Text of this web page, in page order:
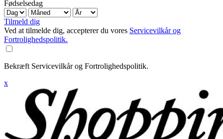
Fødselsedag
Tilmeld dig
Ved at tilmelde dig, accepterer du vores Servicevilkår og
Fortrolighedspolitik.
Bekræft Servicevilkår og Fortrolighedspolitik.
x